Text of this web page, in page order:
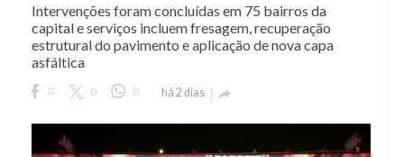
Intervenções foram concluídas em 75 bairros da
capital e serviços incluem fresagem, recuperação
estrutural do pavimento e aplicação de nova capa
asfáltica
0 0 0 há 2 dias 